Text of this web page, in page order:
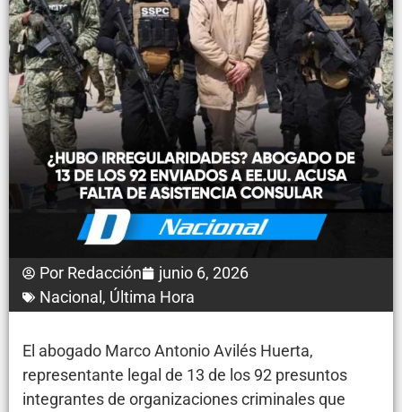
Por Redacción
junio 6, 2026
Nacional , Última Hora
El abogado Marco Antonio Avilés Huerta,
representante legal de 13 de los 92 presuntos
integrantes de organizaciones criminales que